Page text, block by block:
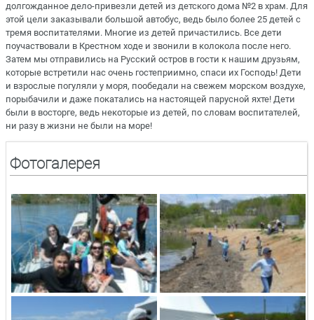
долгожданное дело-привезли детей из детского дома №2 в храм. Для
этой цели заказывали большой автобус, ведь было более 25 детей с
тремя воспитателями. Многие из детей причастились. Все дети
поучаствовали в Крестном ходе и звонили в колокола после него.
Затем мы отправились на Русский остров в гости к нашим друзьям,
которые встретили нас очень гостеприимно, спаси их Господь! Дети
и взрослые погуляли у моря, пообедали на свежем морском воздухе,
порыбачили и даже покатались на настоящей парусной яхте! Дети
были в восторге, ведь некоторые из детей, по словам воспитателей,
ни разу в жизни не были на море!
Фотогалерея